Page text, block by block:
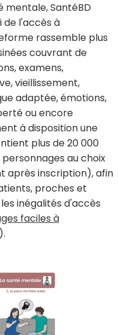
mentale, SantéBD
de l'accès à
rassemble plus
couvrant de
examens,
vieillissement,
adaptée, émotions,
ou encore
à disposition une
plus de 20 000
au choix
après inscription), afin
proches et
inégalités d'accès
faciles à
).